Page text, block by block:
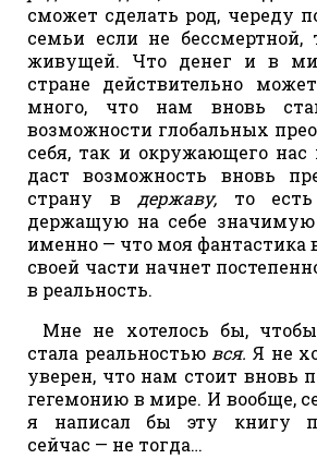
сможет сделать род, череду
семьи если не бессмертной,
живущей. Что денег и в
стране действительно может
много, что нам вновь
возможности глобальных
себя, так и окружающего нас
даст возможность вновь
страну в державу, то есть
держащую на себе
именно — что моя фантастика
своей части начнет
в реальность.
Мне не хотелось бы,
стала реальностью вся. Я не
уверен, что нам стоит вновь
гегемонию в мире. И вообще,
я написал бы эту книгу
сейчас — не тогда…